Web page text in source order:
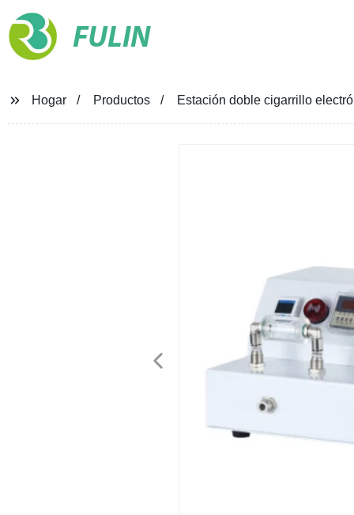
FULIN
Hogar Productos Estación doble cigarrillo